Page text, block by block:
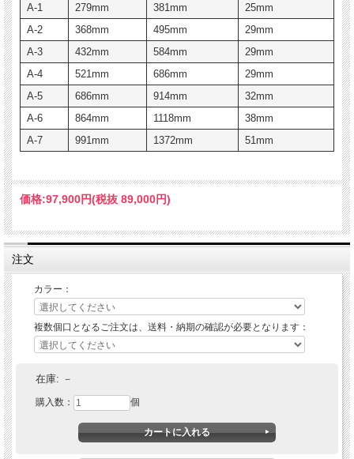
A-1
279mm 381mm
25mm
A-2
368mm 495mm
29mm
A-3
432mm 584mm
29mm
A-4
521mm 686mm
29mm
A-5
686mm 914mm
32mm
A-6
864mm 1118mm
38mm
A-7
991mm 1372mm 51mm
価格:97,900円(税抜 89,000円)
注文
カラー：
複数個口となるご注文は、送料・納期の確認が必要となります：
在庫: －
購入数： 個